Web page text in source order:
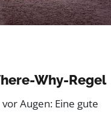
Why-Regel
Augen: Eine gute